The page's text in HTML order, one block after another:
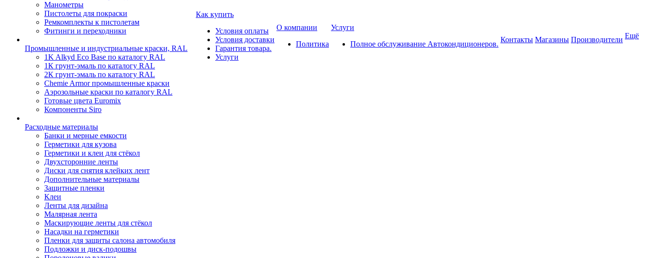
Манометры
Пистолеты для покраски
Ремкомплекты к пистолетам
Фитинги и переходники
Промышленные и индустриальные краски, RAL
1K Alkyd Eco Base по каталогу RAL
1К грунт-эмаль по каталогу RAL
2К грунт-эмаль по каталогу RAL
Chemie Armor промышленные краски
Аэрозольные краски по каталогу RAL
Готовые цвета Euromix
Компоненты Siro
Расходные материалы
Банки и мерные емкости
Герметики для кузова
Герметики и клеи для стёкол
Двухсторонние ленты
Диски для снятия клейких лент
Дополнительные материалы
Защитные пленки
Клеи
Ленты для дизайна
Малярная лента
Маскирующие ленты для стёкол
Насадки на герметики
Пленки для защиты салона автомобиля
Подложки и диск-подошвы
Как купить
Условия оплаты
Условия доставки
Гарантия товара.
Услуги
О компании
Политика
Услуги
Полное обслуживание Автокондиционеров.
Контакты Магазины Производители Ещё